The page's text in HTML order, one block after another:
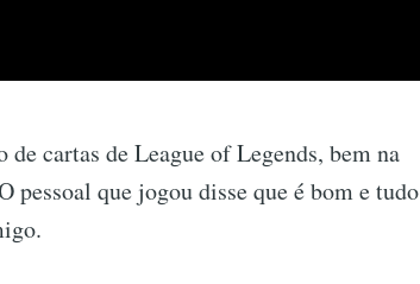
de cartas de League of Legends, bem na
pessoal que jogou disse que é bom e tudo